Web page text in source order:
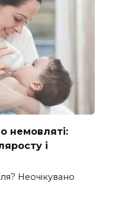
немовляті:
і
Неочікувано